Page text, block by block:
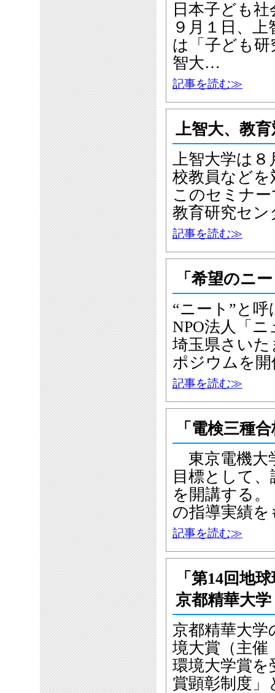
日本子ども
９月１日、
は「子ども
智大…
記事を読む≫
上智大、教
上智大学は８
校教員など
このセミナ
教育研究セ
記事を読む≫
「希望のニ
“ニート”と
NPO法人「
埼玉県さい
ポジウムを
記事を読む≫
「電検三種
東京電機大
目標として
を開講する
の指導実績
記事を読む≫
「第14回地
京都精華大学
京都精華大学
境大賞（主
環境大学賞
賞顕彰制度